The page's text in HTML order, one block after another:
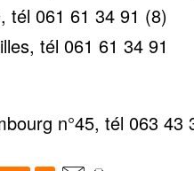
tél 061 61 34 91 (8)
tél 061 61 34 91
n°45, tél 063 43